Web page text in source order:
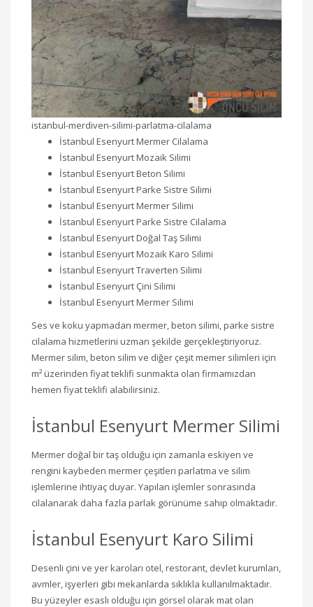
istanbul-merdiven-silimi-parlatma-cilalama
İstanbul Esenyurt Mermer Cilalama
İstanbul Esenyurt Mozaik Silimi
İstanbul Esenyurt Beton Silimi
İstanbul Esenyurt Parke Sistre Silimi
İstanbul Esenyurt Mermer Silimi
İstanbul Esenyurt Parke Sistre Cilalama
İstanbul Esenyurt Doğal Taş Silimi
İstanbul Esenyurt Mozaik Karo Silimi
İstanbul Esenyurt Traverten Silimi
İstanbul Esenyurt Çini Silimi
İstanbul Esenyurt Mermer Silimi
Ses ve koku yapmadan mermer, beton silimi, parke sistre
cilalama hizmetlerini uzman şekilde gerçekleştiriyoruz.
Mermer silim, beton silim ve diğer çeşit memer silimleri için
m² üzerinden fiyat teklifi sunmakta olan firmamızdan
hemen fiyat teklifi alabilirsiniz.
İstanbul Esenyurt Mermer Silimi
Mermer doğal bir taş olduğu için zamanla eskiyen ve
rengini kaybeden mermer çeşitleri parlatma ve silim
işlemlerine ihtiyaç duyar. Yapılan işlemler sonrasında
cilalanarak daha fazla parlak görünüme sahip olmaktadır.
İstanbul Esenyurt Karo Silimi
Desenli çini ve yer karoları otel, restorant, devlet kurumları,
avmler, işyerleri gibi mekanlarda sıklıkla kullanılmaktadır.
Bu yüzeyler esaslı olduğu için görsel olarak mat olan